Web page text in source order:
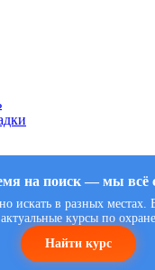
на поиск — мы всё
искать в разных местах.
курсы по
Найти курс